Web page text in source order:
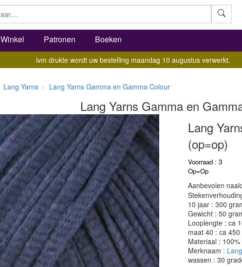
Winkel Patronen Boeken
ivm drukte wordt uw bestelling maandag 10 augustus verwerkt.
Lang Yarns Lang Yarns Gamma en Gamma Colour
Lang Yarns Gamma en
Lang
(op=op)
Voorraad : 3
Op=Op
Aanbevolen
10 jaar : 300
Gewicht : 50
Looplengte : ca
maat 40 : ca
Materiaal :
Merknaam :
wassen : 30